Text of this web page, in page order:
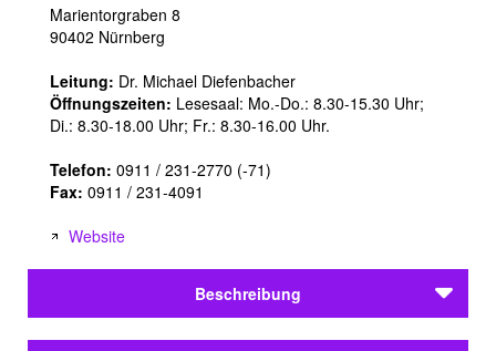
Marientorgraben 8
90402 Nürnberg
Leitung: Dr. Michael Diefenbacher
Öffnungszeiten: Lesesaal: Mo.-Do.: 8.30-15.30 Uhr;
Di.: 8.30-18.00 Uhr; Fr.: 8.30-16.00 Uhr.
Telefon: 0911 / 231-2770 (-71)
Fax: 0911 / 231-4091
Website
Beschreibung